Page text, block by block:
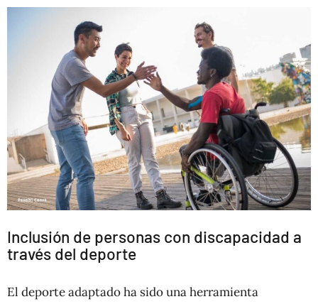
Inclusión de personas con discapacidad a
través del deporte
El deporte adaptado ha sido una herramienta